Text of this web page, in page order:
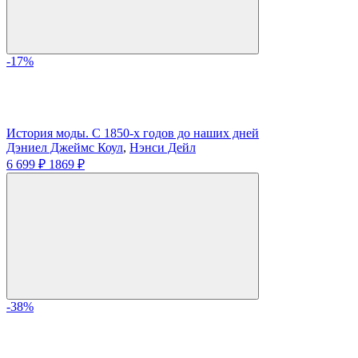
-17%
История моды. С 1850-х годов до наших дней
Дэниел Джеймс Коул, Нэнси Дейл
6 699 ₽ 1869 ₽
-38%